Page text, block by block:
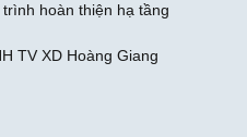
hoàn thiện hạ tầng
TV XD Hoàng Giang